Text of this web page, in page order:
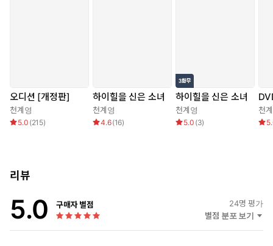
오디션 [개정판]
천계영
5.0 (215)
하이힐을 신은 소녀
천계영
4.6(16)
하이힐을 신은 소녀
천계영
5.0 (3)
천
리뷰
5.0 구매자 별점 24명 평가
별점 분포 보기